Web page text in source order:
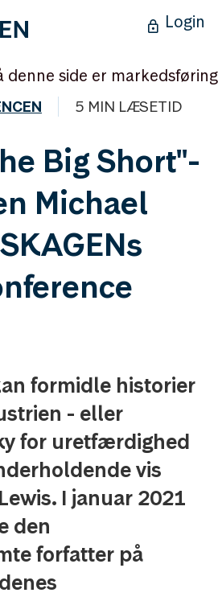
Login
denne side er markedsføring
5 MIN LÆSETID
Big Short"-
Michael
formidle historier
- eller
for uretfærdighed
vis
I januar 2021
den
forfatter på